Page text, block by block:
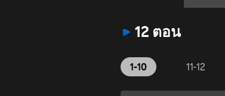
12 ตอน
1-10 11-12